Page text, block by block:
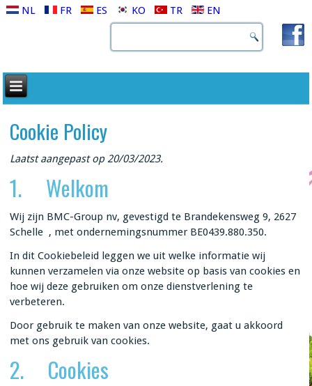
NL FR ES KO TR EN
Cookie Policy
Laatst aangepast op 20/03/2023.
1. Welkom
Wij zijn BMC-Group nv, gevestigd te Brandekensweg 9, 2627
Schelle , met ondernemingsnummer BE0439.880.350.
In dit Cookiebeleid leggen we uit welke informatie wij
kunnen verzamelen via onze website op basis van cookies en
hoe wij deze gebruiken om onze dienstverlening te
verbeteren.
Door gebruik te maken van onze website, gaat u akkoord
met ons gebruik van cookies.
2. Cookies